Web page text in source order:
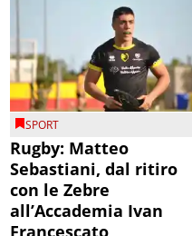
SPORT
Rugby: Matteo
Sebastiani, dal ritiro
con le Zebre
all’Accademia Ivan
Francescato